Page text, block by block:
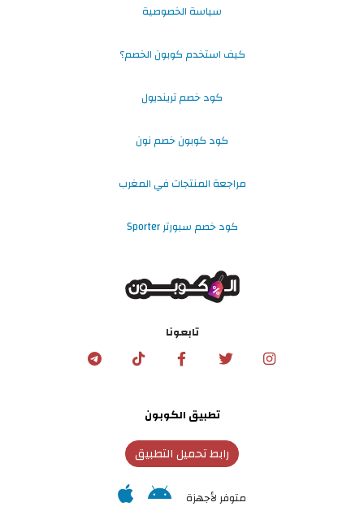
سياسة الخصوصية
كيف استخدم كوبون الخصم؟
كود خصم ترينديول
كود كوبون خصم نون
مراجعة المنتجات في المغرب
كود خصم سبورتر Sporter
تابعونا
تطبيق الكوبون
رابط تحميل التطبيق
متوفر لأجهزة